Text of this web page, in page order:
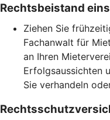
Rechtsbeistand
Ziehen Sie
Fachanwalt für
an Ihren
Erfolgsaussichten
Sie verhandeln